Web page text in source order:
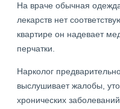
На враче обычная
лекарств нет
квартире он надевает
перчатки.
Нарколог
выслушивает жалобы,
хронических